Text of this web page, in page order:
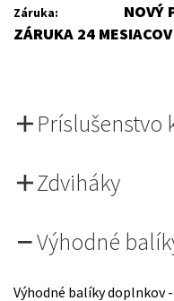
Záruka:
NOVÝ
ZÁRUKA 24 MESIACOV
Príslušenstvo
Zdviháky
Výhodné
Výhodné balíky doplnkov